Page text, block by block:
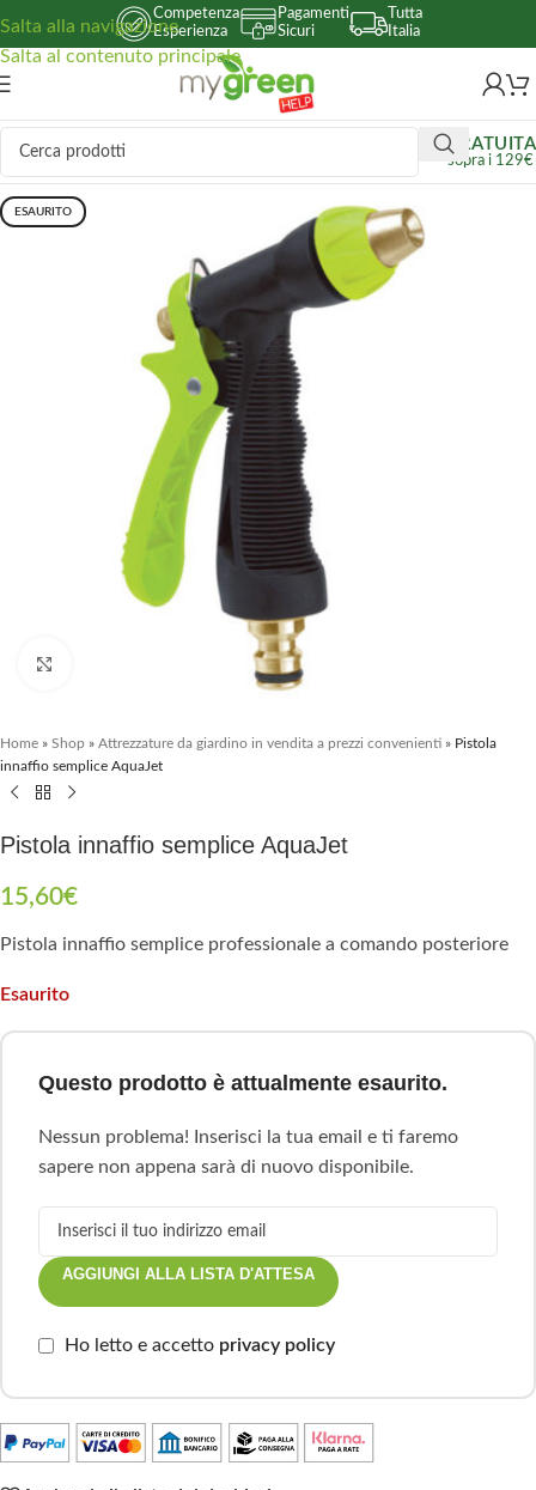
Salta alla navigazione
Salta al contenuto principale
Competenza
Esperienza
Pagamenti
Sicuri
Tutta
Italia
GRATUITA
sopra i 129€
ESAURITO
Home » Shop » Attrezzature da giardino in vendita a prezzi convenienti » Pistola
innaffio semplice AquaJet
Pistola innaffio semplice AquaJet
15,60€
Pistola innaffio semplice professionale a comando posteriore
Esaurito
Questo prodotto è attualmente esaurito.
Nessun problema! Inserisci la tua email e ti faremo
sapere non appena sarà di nuovo disponibile.
AGGIUNGI ALLA LISTA D'ATTESA
Ho letto e accetto privacy policy